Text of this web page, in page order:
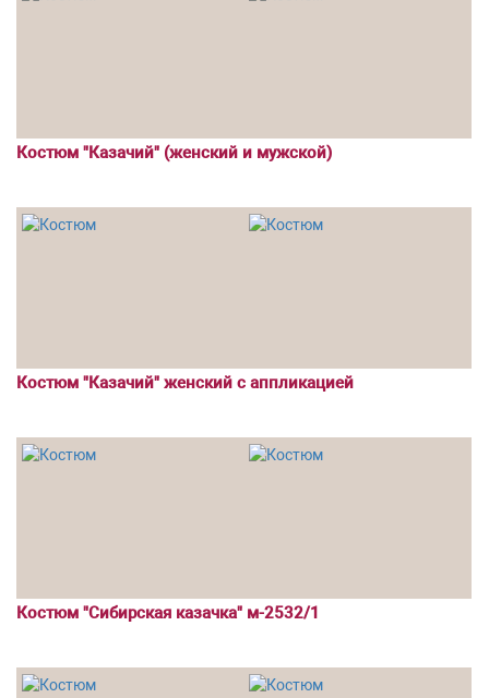
Костюм "Казачий" (женский и мужской)
Костюм "Казачий" женский с аппликацией
Костюм "Сибирская казачка" м-2532/1